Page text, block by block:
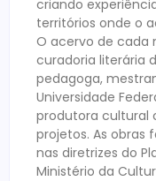
criando
territórios onde o
O acervo de cada
curadoria literária
pedagoga,
Universidade
produtora cultural
projetos. As obras
nas diretrizes do
Ministério da